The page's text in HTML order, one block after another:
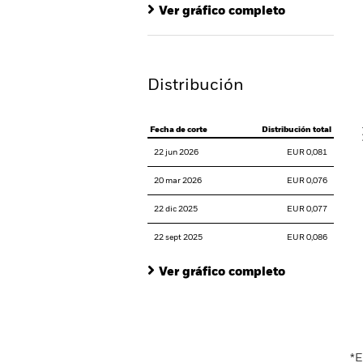
Ver gráfico completo
Distribución
Fecha de corte Distribución total
22 jun 2026 EUR 0,081
20 mar 2026 EUR 0,076
22 dic 2025 EUR 0,077
22 sept 2025 EUR 0,086
Ver gráfico completo